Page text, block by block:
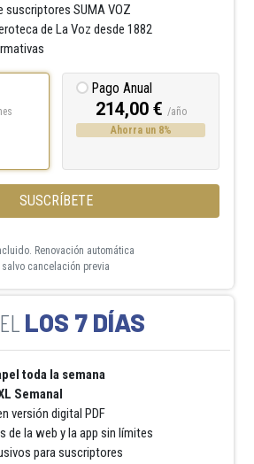
suscriptores SUMA VOZ
de La Voz desde 1882
Pago Anual
214,00 € /año
Ahorra un 8%
SUSCRÍBETE
Renovación automática
salvo cancelación previa
LOS 7 DÍAS
toda la semana
Semanal
versión digital PDF
de la web y la app sin límites
para suscriptores